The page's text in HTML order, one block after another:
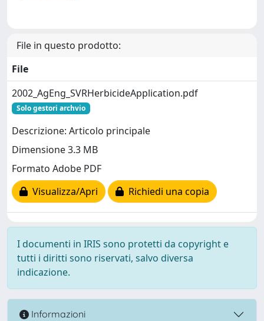
File in questo prodotto:
File
2002_AgEng_SVRHerbicideApplication.pdf
Solo gestori archvio
Descrizione: Articolo principale
Dimensione 3.3 MB
Formato Adobe PDF
Visualizza/Apri
Richiedi una copia
I documenti in IRIS sono protetti da copyright e
tutti i diritti sono riservati, salvo diversa
indicazione.
Informazioni